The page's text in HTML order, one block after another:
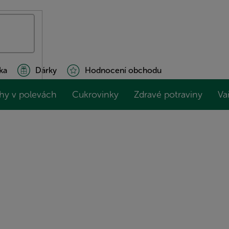
Dárky Hodnocení obchodu
v polevách Cukrovinky Zdravé potraviny